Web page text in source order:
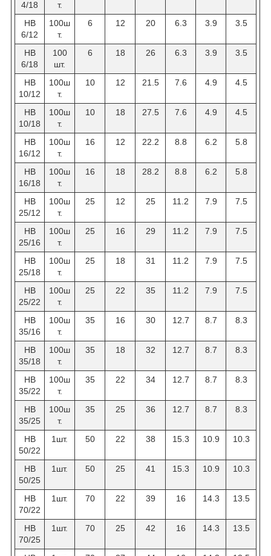
4/18
т.
НВ
6/12
100ш
т.
6 12 20 6.3 3.9 3.5
HB
6/18
100
шт.
6 18 26 6.3 3.9 3.5
НВ
10/12
100ш
т.
10 12 21.5 7.6 4.9 4.5
НВ
10/18
100ш
т.
10 18 27.5 7.6 4.9 4.5
НВ
16/12
100ш
т.
16 12 22.2 8.8 6.2 5.8
НВ
16/18
100ш
т.
16 18 28.2 8.8 6.2 5.8
НВ
25/12
100ш
т.
25 12 25 11.2 7.9 7.5
НВ
25/16
100ш
т.
25 16 29 11.2 7.9 7.5
НВ
25/18
100ш
т.
25 18 31 11.2 7.9 7.5
НВ
25/22
100ш
т.
25 22 35 11.2 7.9 7.5
НВ
35/16
100ш
т.
35 16 30 12.7 8.7 8.3
НВ
35/18
100ш
т.
35 18 32 12.7 8.7 8.3
НВ
35/22
100ш
т.
35 22 34 12.7 8.7 8.3
HB
35/25
100ш
т.
35 25 36 12.7 8.7 8.3
НВ
50/22
1шт. 50 22 38 15.3 10.9 10.3
НВ
50/25
1шт. 50 25 41 15.3 10.9 10.3
НВ
70/22
1шт. 70 22 39 16 14.3 13.5
НВ
70/25
1шт. 70 25 42 16 14.3 13.5